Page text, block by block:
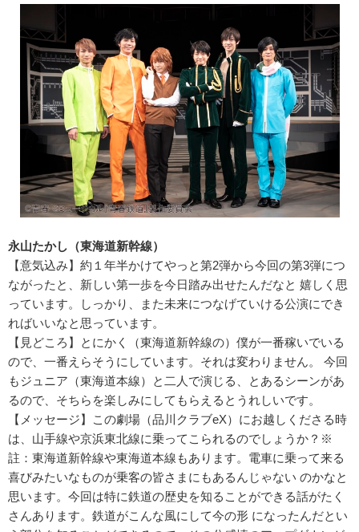
永山たかし（東海道新幹線）
【意気込み】約１年半かけてやっと第2弾から今回の第3弾につ
ながったと、新しい第一歩を今日踏み出せたんだなと 嬉しく思
っています。しっかり、また未来につなげていける公演にでき
ればいいなと思っています。
【見どころ】とにかく（東海道新幹線の）僕が一番稼いでいる
ので、一番えらそうにしています。それは変わりません。 今回
もジュニア（東海道本線）と二人で演じる、とあるシーンがあ
るので、そちらを楽しみにしてもらえるとうれしいです。
【メッセージ】この劇場（品川クラブeX）にお越しくださる時
は、山手線や京浜東北線に乗ってこられるのでしょうか？※
註：東海道新幹線や東海道本線もあります。電車に乗って来る
喜びみたいなものが乗客の皆さまにもあるんじゃない のかなと
思います。今回は特に鉄道の歴史を知ることができる話がたく
さんあります。鉄道がこんな風にして今の形 になったんだとい